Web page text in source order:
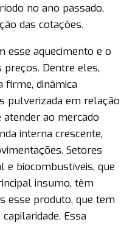
no ano passado,
das cotações.
esse aquecimento e o
Dentre eles,
firme, dinâmica
pulverizada em relação
ao mercado
interna crescente,
Setores
e biocombustíveis, que
insumo, têm
esse produto, que tem
Essa